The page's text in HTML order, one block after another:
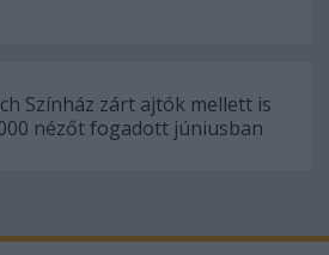
Színház zárt ajtók mellett is
nézőt fogadott júniusban